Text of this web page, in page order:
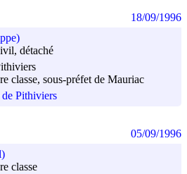
détaché
classe, sous-préfet de Mauriac
de Pithiviers
18/09/1996
classe
05/09/1996